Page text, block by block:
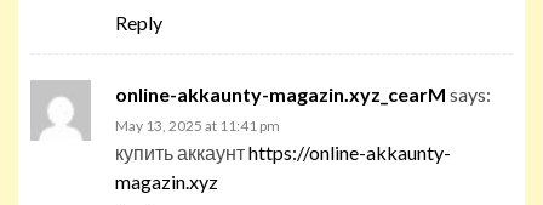
Reply
online-akkaunty-magazin.xyz_cearM says:
May 13, 2025 at 11:41 pm
купить аккаунтhttps://online-akkaunty-
magazin.xyz